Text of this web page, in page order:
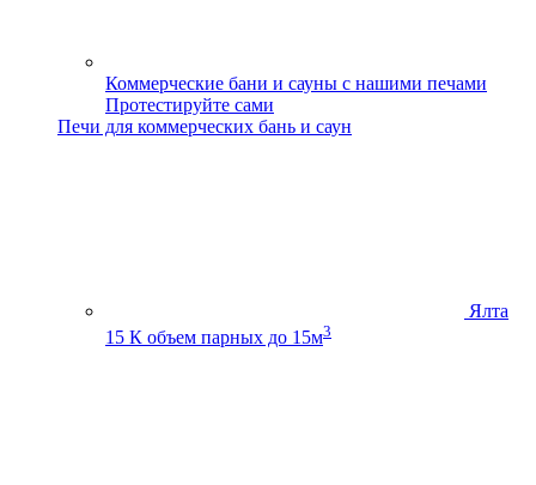
Коммерческие бани и сауны с нашими печами
Протестируйте сами
Печи для коммерческих бань и саун
Ялта
15 К объем парных до 15м3